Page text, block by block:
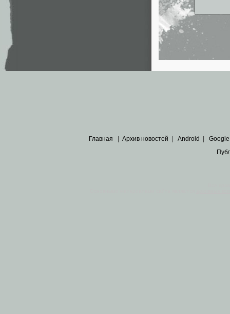
Главная | Архив новостей | Android | Google